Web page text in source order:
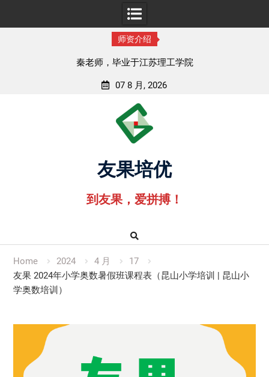
师资介绍
秦老师，毕业于江苏理工学院
07 8 月, 2026
友果培优
到友果，爱拼搏！
Home 2024 4 月
17
友果 2024年小学奥数暑假班课程表（昆山小学培训 | 昆山小
学奥数培训）